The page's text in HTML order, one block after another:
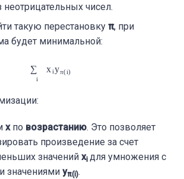
неотрицательных чисел.
такую перестановку π, при
будет минимальной:
x по возрастанию. Это позволяет
произведение за счет
значений xi для умножения с
значениями yπ(i).